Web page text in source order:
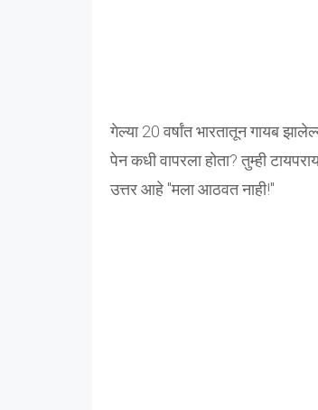
गेल्या 20 वर्षांत भारतातून गायब
पेन कधी वापरला होता? तुम्ही
उत्तर आहे "मला आठवत नाही!"